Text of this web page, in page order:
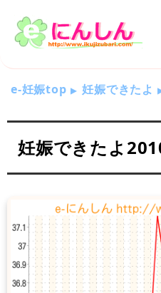
e-妊娠top 妊娠できたよ
妊娠できたよ